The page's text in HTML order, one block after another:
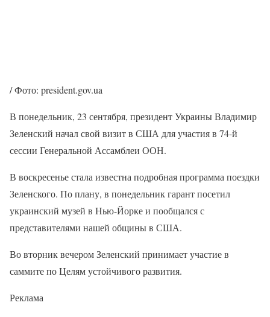
/ Фото: president.gov.ua
В понедельник, 23 сентября, президент Украины Владимир
Зеленский начал свой визит в США для участия в 74-й
сессии Генеральной Ассамблеи ООН.
В воскресенье стала известна подробная программа поездки
Зеленского. По плану, в понедельник гарант посетил
украинский музей в Нью-Йорке и пообщался с
представителями нашей общины в США.
Во вторник вечером Зеленский принимает участие в
саммите по Целям устойчивого развития.
Реклама